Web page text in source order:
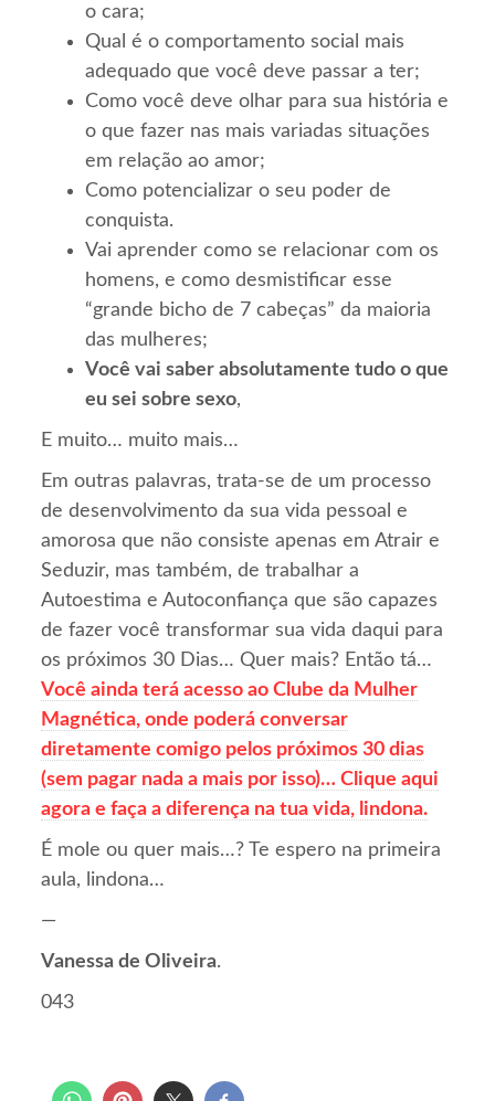
o cara;
Qual é o comportamento social mais
adequado que você deve passar a ter;
Como você deve olhar para sua história e
o que fazer nas mais variadas situações
em relação ao amor;
Como potencializar o seu poder de
conquista.
Vai aprender como se relacionar com os
homens, e como desmistificar esse
“grande bicho de 7 cabeças” da maioria
das mulheres;
Você vai saber absolutamente tudo o que
eu sei sobre sexo,
E muito… muito mais…
Em outras palavras, trata-se de um processo
de desenvolvimento da sua vida pessoal e
amorosa que não consiste apenas em Atrair e
Seduzir, mas também, de trabalhar a
Autoestima e Autoconfiança que são capazes
de fazer você transformar sua vida daqui para
os próximos 30 Dias… Quer mais? Então tá…
Você ainda terá acesso ao Clube da Mulher
Magnética, onde poderá conversar
diretamente comigo pelos próximos 30 dias
(sem pagar nada a mais por isso)… Clique aqui
agora e faça a diferença na tua vida, lindona.
É mole ou quer mais…? Te espero na primeira
aula, lindona…
—
Vanessa de Oliveira.
043